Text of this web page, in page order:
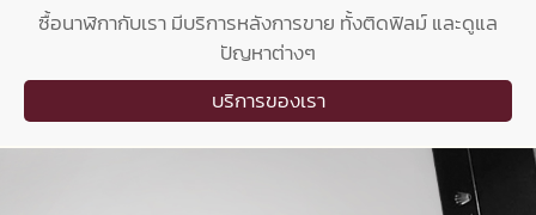
ซื้อนาฬิกากับเรา มีบริการหลังการขาย ทั้งติดฟิลม์ และดูแล
ปัญหาต่างๆ
บริการของเรา